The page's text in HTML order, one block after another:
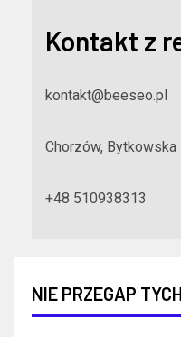
Kontakt z
kontakt@beeseo.pl
Chorzów, Bytkowska
+48 510938313
NIE PRZEGAP